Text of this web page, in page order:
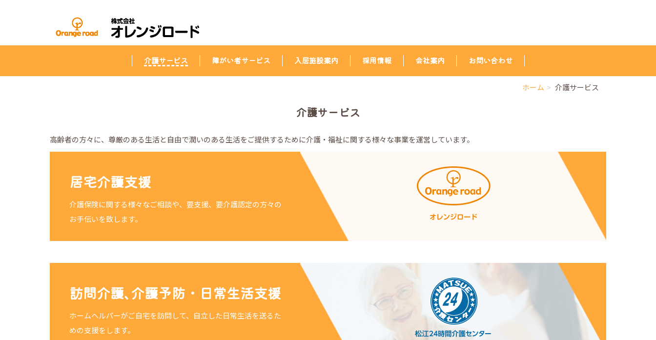
介護サービス 障がい者サービス 入居施設案内 採用情報 会社案内 お問い合わせ
ホーム 介護サービス
介護サービス
高齢者の方々に、 尊厳のある生活と自由で潤いのある生活をご提供するために介護・福祉に関する様々な事業を運営しています。
居宅介護支援
介護保険に関する様々なご相談や、要支援、要介護認定の方々の
お手伝いを致します。
訪問介護､介護予防・日常生活支援
ホームヘルパーがご自宅を訪問して、自立した日常生活を送るた
めの支援をします。